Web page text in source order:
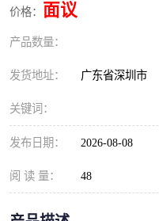
价格： 面议
产品数量：
发货地址： 广东省深圳市
关键词：
发布日期： 2026-08-08
阅 读 量： 48